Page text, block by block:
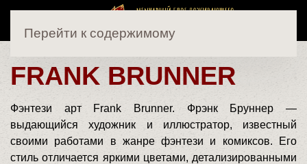
Перейти к содержимому
FRANK BRUNNER
Фэнтези арт Frank Brunner. Фрэнк Бруннер —
выдающийся художник и иллюстратор, известный
своими работами в жанре фэнтези и комиксов. Его
стиль отличается яркими цветами, детализированными